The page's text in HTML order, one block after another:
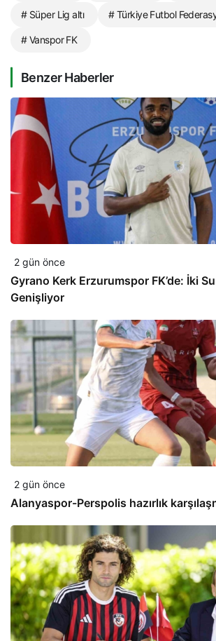
# Süper Lig altı # Türkiye Futbol
# Vanspor FK
Benzer Haberler
2 gün önce
Gyrano Kerk Erzurumspor FK’de: İki
Genişliyor
2 gün önce
Alanyaspor-Perspolis hazırlık